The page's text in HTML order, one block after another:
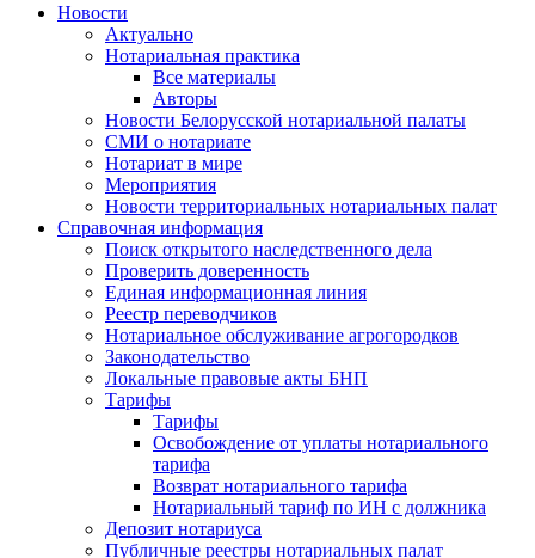
Новости
Актуально
Нотариальная практика
Все материалы
Авторы
Новости Белорусской нотариальной палаты
СМИ о нотариате
Нотариат в мире
Мероприятия
Новости территориальных нотариальных палат
Справочная информация
Поиск открытого наследственного дела
Проверить доверенность
Единая информационная линия
Реестр переводчиков
Нотариальное обслуживание агрогородков
Законодательство
Локальные правовые акты БНП
Тарифы
Тарифы
Освобождение от уплаты нотариального
тарифа
Возврат нотариального тарифа
Нотариальный тариф по ИН с должника
Депозит нотариуса
Публичные реестры нотариальных палат